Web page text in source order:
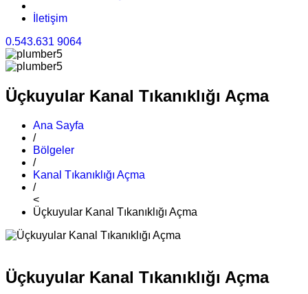
İletişim
0.543.631 9064
Üçkuyular Kanal Tıkanıklığı Açma
Ana Sayfa
/
Bölgeler
/
Kanal Tıkanıklığı Açma
/
<
Üçkuyular Kanal Tıkanıklığı Açma
Üçkuyular Kanal Tıkanıklığı Açma